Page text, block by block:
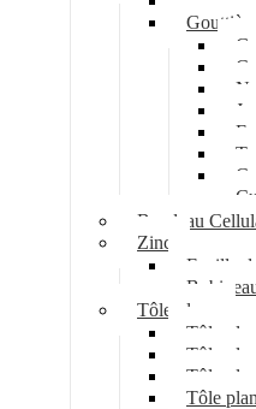
Bandeau
Zinc
Feuille
Tôle plane
Tôle
Tôle
Tôle
Tôle